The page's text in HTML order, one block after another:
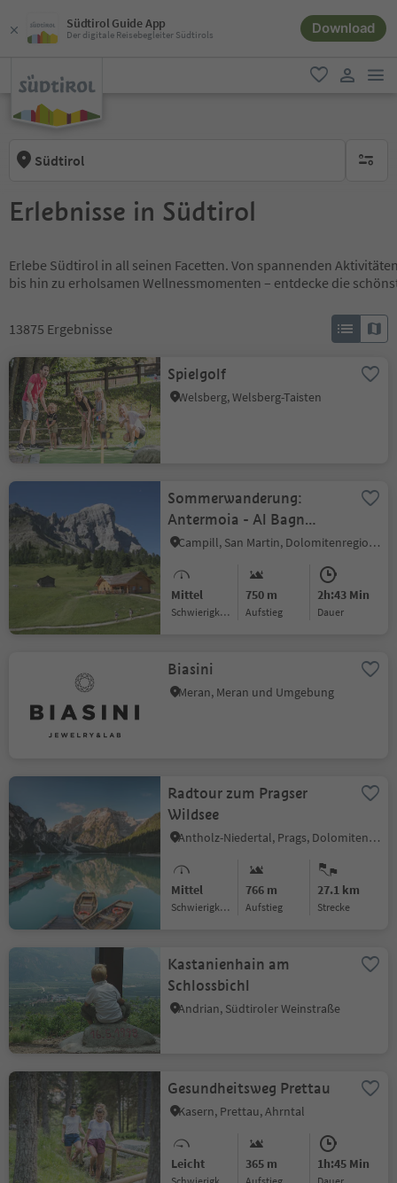
Südtirol Guide App
Der digitale Reisebegleiter Südtirols Download
favorit
Südtirol keine
Erlebnisse in Südtirol
Erlebe Südtirol in all seinen Facetten. Von spannenden
bis hin zu erholsamen Wellnessmomenten – entdecke die
13875 Ergebnisse
Spielgolf
Welsberg, Welsberg-Taisten
Sommerwanderung:
Antermoia - Al Bagn
Valdander - Ütia de Göma
Campill, San Martin, Dolomitenregion Kronplatz
Mittel
Schwierigkeitsgrad
750 m
Aufstieg
2h:43 Min
Dauer
Biasini
Meran, Meran und Umgebung
Radtour zum Pragser
Wildsee
Antholz-Niedertal, Prags, Dolomitenregion 3 Zinnen
Mittel
Schwierigkeitsgrad
766 m
Aufstieg
27.1 km
Strecke
Kastanienhain am
Schlossbichl
Andrian, Südtiroler Weinstraße
Gesundheitsweg Prettau
Kasern, Prettau, Ahrntal
Leicht 365 m 1h:45 Min